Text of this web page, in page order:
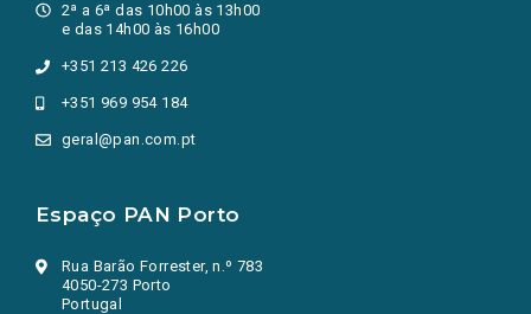
2ª a 6ª das 10h00 às 13h00
e das 14h00 às 16h00
+351 213 426 226
+351 969 954 184
geral@pan.com.pt
Espaço PAN Porto
Rua Barão Forrester, n.º 783
4050-273 Porto
Portugal